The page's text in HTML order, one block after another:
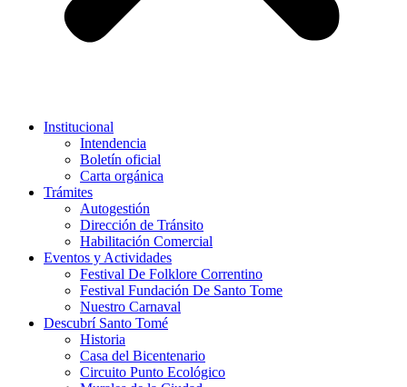
Institucional
Intendencia
Boletín oficial
Carta orgánica
Trámites
Autogestión
Dirección de Tránsito
Habilitación Comercial
Eventos y Actividades
Festival De Folklore Correntino
Festival Fundación De Santo Tome
Nuestro Carnaval
Descubrí Santo Tomé
Historia
Casa del Bicentenario
Circuito Punto Ecológico